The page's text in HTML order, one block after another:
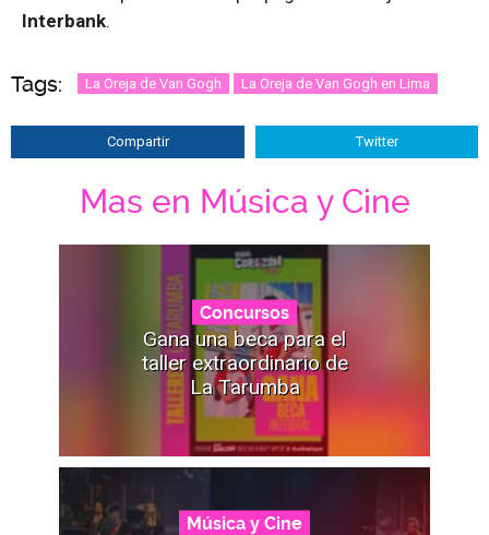
Interbank.
Tags: La Oreja de Van Gogh La Oreja de Van Gogh en Lima
Compartir Twitter
Mas en Música y Cine
Concursos
Gana una beca para el
taller extraordinario de
La Tarumba
Música y Cine